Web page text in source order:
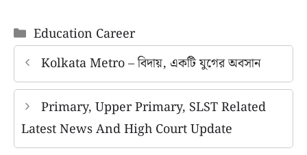
Categories
Education Career
Kolkata Metro – বিদায়, একটি যুগের অবসান
Primary, Upper Primary, SLST Related
Latest News And High Court Update